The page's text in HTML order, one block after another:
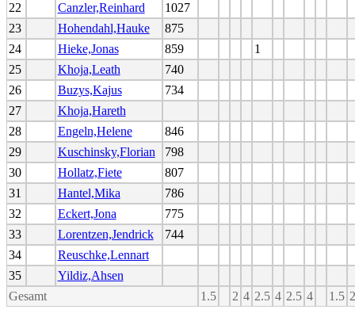
22
Canzler,Reinhard
1027
23
Hohendahl,Hauke
875
24
Hieke,Jonas 859
1
25
Khoja,Leath
740
26
Buzys,Kajus
734
27
Khoja,Hareth
28
Engeln,Helene
846
29
Kuschinsky,Florian
798
30
Hollatz,Fiete
807
31
Hantel,Mika
786
32
Eckert,Jona
775
33
Lorentzen,Jendrick
744
34
Reuschke,Lennart
35
Yildiz,Ahsen
Gesamt
1.5 2 4 2.5 4 2.5 4 1.5 2